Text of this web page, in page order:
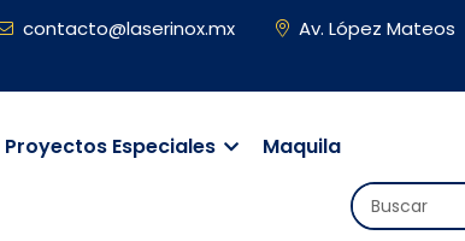
contacto@laserinox.mx
Av. López Mateos
Proyectos Especiales Maquila